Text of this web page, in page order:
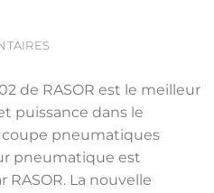
de RASOR est le meilleur
puissance dans le
pneumatiques
pneumatique est
La nouvelle